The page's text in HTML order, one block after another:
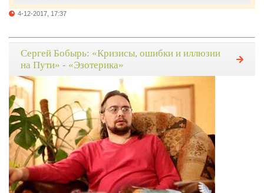
4-12-2017, 17:37
Сергей Бобырь: «Кризисы, ошибки и иллюзии
на Пути» - «Эзотерика»